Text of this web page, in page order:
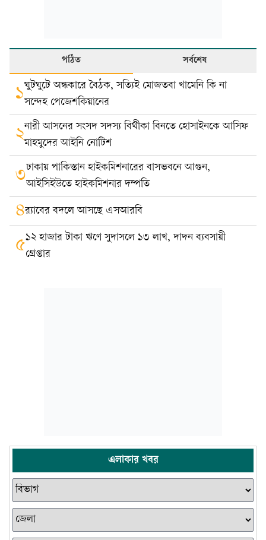
পঠিত সর্বশেষ
১ঘুটঘুটে অন্ধকারে বৈঠক, সত্যিই মোজতবা খামেনি কি না
সন্দেহ পেজেশকিয়ানের
২নারী আসনের সংসদ সদস্য বিথীকা বিনতে হোসাইনকে আসিফ
মাহমুদের আইনি নোটিশ
৩ঢাকায় পাকিস্তান হাইকমিশনারের বাসভবনে আগুন,
আইসিইউতে হাইকমিশনার দম্পতি
৪র‍্যাবের বদলে আসছে এসআরবি
৫১২ হাজার টাকা ঋণে সুদাসলে ১৩ লাখ, দাদন ব্যবসায়ী
গ্রেপ্তার
এলাকার খবর